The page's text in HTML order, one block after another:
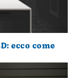
ecco come